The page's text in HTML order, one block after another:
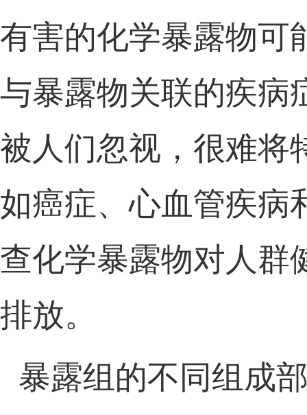
有害的化学暴露物可
与暴露物关联的疾病
被人们忽视 ，很难
如癌症、心血管疾病
查化学暴露物对人群
排放。
暴露组 的不同组成